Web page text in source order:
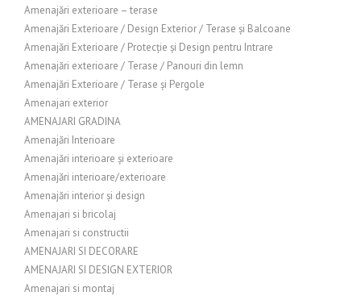
Amenajări exterioare – terase
Amenajări Exterioare / Design Exterior / Terase și Balcoane
Amenajări Exterioare / Protecție și Design pentru Intrare
Amenajări exterioare / Terase / Panouri din lemn
Amenajări Exterioare / Terase și Pergole
Amenajari exterior
AMENAJARI GRADINA
Amenajări Interioare
Amenajări interioare și exterioare
Amenajări interioare/exterioare
Amenajări interior și design
Amenajari si bricolaj
Amenajari si constructii
AMENAJARI SI DECORARE
AMENAJARI SI DESIGN EXTERIOR
Amenajari si montaj